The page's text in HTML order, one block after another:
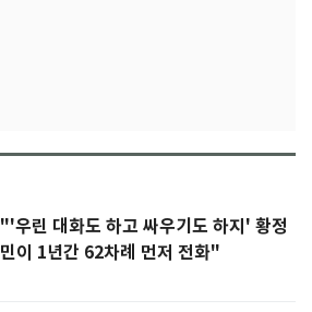
"'우린 대화도 하고 싸우기도 하지' 황정
민이 1년간 62차례 먼저 전화"